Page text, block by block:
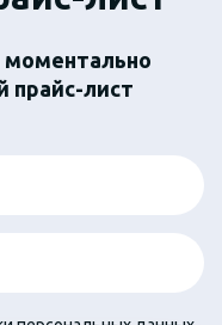
прайс-лист